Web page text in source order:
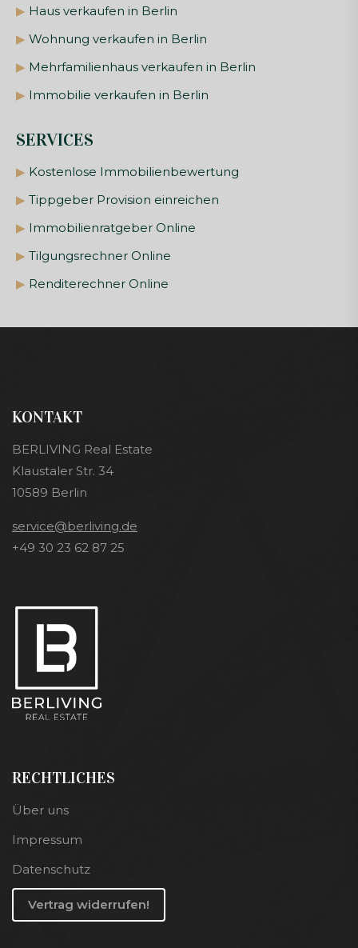
▶ Haus verkaufen in Berlin
▶ Wohnung verkaufen in Berlin
▶ Mehrfamilienhaus verkaufen in Berlin
▶ Immobilie verkaufen in Berlin
SERVICES
▶ Kostenlose Immobilienbewertung
▶ Tippgeber Provision einreichen
▶ Immobilienratgeber Online
▶ Tilgungsrechner Online
▶ Renditerechner Online
KONTAKT
BERLIVING Real Estate
Klaustaler Str. 34
10589 Berlin
service@berliving.de
+49 30 23 62 87 25
RECHTLICHES
Über uns
Impressum
Datenschutz
Vertrag widerrufen!